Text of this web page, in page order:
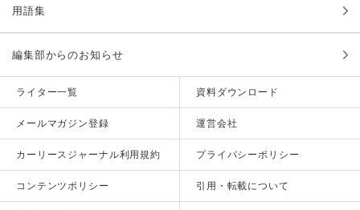
用語集
編集部からのお知らせ
ライター一覧 資料ダウンロード
メールマガジン登録 運営会社
カーリースジャーナル利用規約 プライバシーポリシー
コンテンツポリシー 引用・転載について